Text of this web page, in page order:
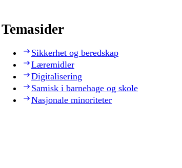
Temasider
Sikkerhet og beredskap
Læremidler
Digitalisering
Samisk i barnehage og skole
Nasjonale minoriteter